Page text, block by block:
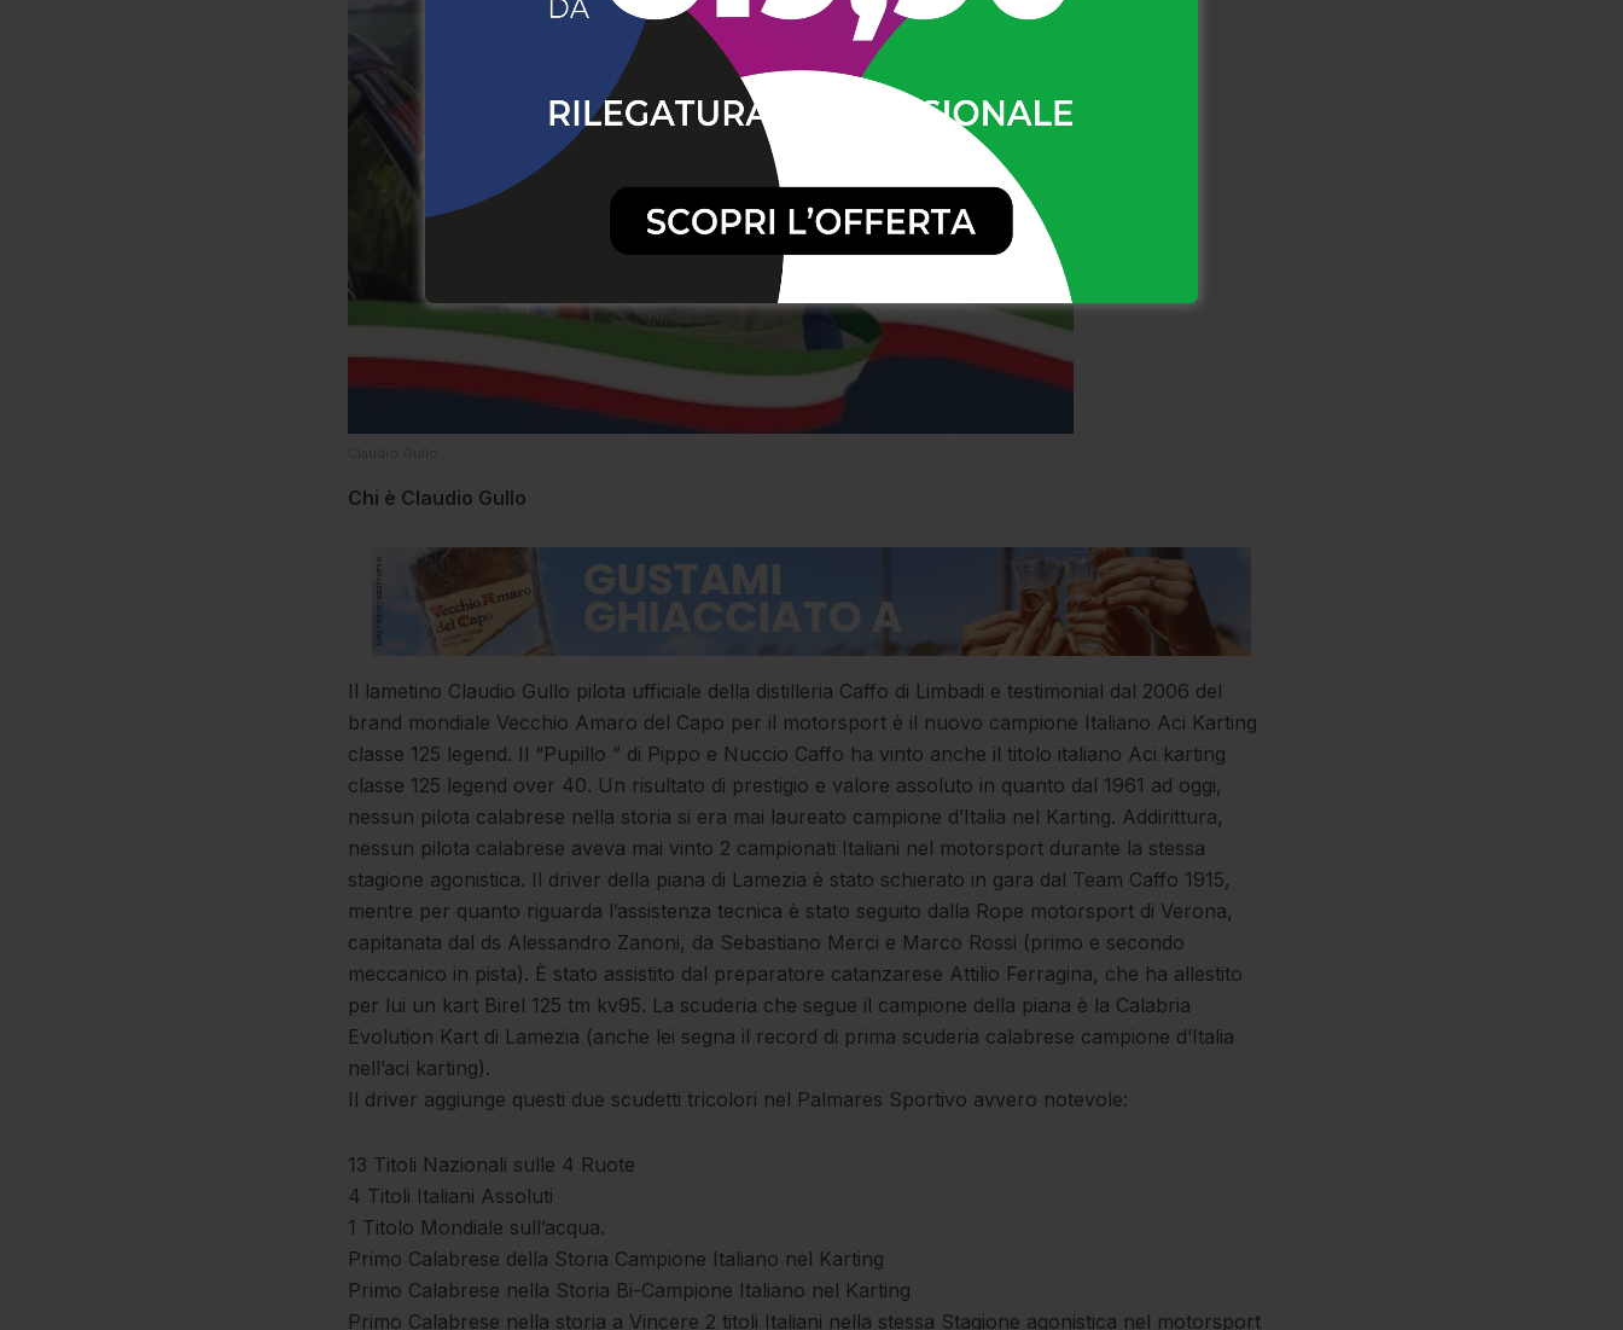
Chi è Claudio Gullo
Il lametino Claudio Gullo pilota ufficiale della distilleria Caffo di Limbadi e testimonial dal 2006 del
brand mondiale Vecchio Amaro del Capo per il motorsport è il nuovo campione Italiano Aci Karting
classe 125 legend. Il “Pupillo ” di Pippo e Nuccio Caffo ha vinto anche il titolo italiano Aci karting
classe 125 legend over 40. Un risultato di prestigio e valore assoluto in quanto dal 1961 ad oggi,
nessun pilota calabrese nella storia si era mai laureato campione d’Italia nel Karting. Addirittura,
nessun pilota calabrese aveva mai vinto 2 campionati Italiani nel motorsport durante la stessa
stagione agonistica. Il driver della piana di Lamezia è stato schierato in gara dal Team Caffo 1915,
mentre per quanto riguarda l’assistenza tecnica è stato seguito dalla Rope motorsport di Verona,
capitanata dal ds Alessandro Zanoni, da Sebastiano Merci e Marco Rossi (primo e secondo
meccanico in pista). È stato assistito dal preparatore catanzarese Attilio Ferragina, che ha allestito
per lui un kart Birel 125 tm kv95. La scuderia che segue il campione della piana è la Calabria
Evolution Kart di Lamezia (anche lei segna il record di prima scuderia calabrese campione d’Italia
nell’aci karting).
Il driver aggiunge questi due scudetti tricolori nel Palmares Sportivo avvero notevole:
13 Titoli Nazionali sulle 4 Ruote
4 Titoli Italiani Assoluti
1 Titolo Mondiale sull’acqua.
Primo Calabrese della Storia Campione Italiano nel Karting
Primo Calabrese nella Storia Bi-Campione Italiano nel Karting
Primo Calabrese nella storia a Vincere 2 titoli Italiani nella stessa Stagione agonistica nel motorsport